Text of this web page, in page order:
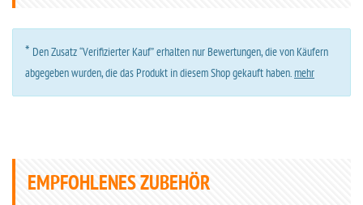
* Den Zusatz “Verifizierter Kauf” erhalten nur Bewertungen, die von Käufern
abgegeben wurden, die das Produkt in diesem Shop gekauft haben.mehr
EMPFOHLENES ZUBEHÖR